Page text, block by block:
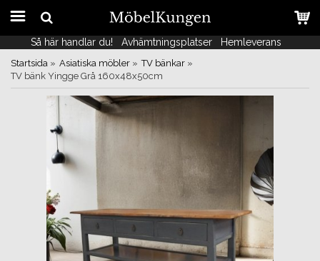
Så här handlar du! Avhämtningsplatser Hemleverans
Så här handlar du! Avhämtningsplatser Hemleverans
Startsida » Asiatiska möbler » TV bänkar »
TV bänk Yingge Grå 160x48x50cm